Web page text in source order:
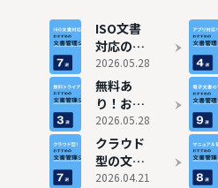
ISO文書
対応のお
すすめ文
書管理シ
ステム7
選
2026.05.28
無料あ
り！おす
すめの文
書管理シ
ステム3
選
2026.05.28
クラウド
型の文書
管理シス
2026.04.21